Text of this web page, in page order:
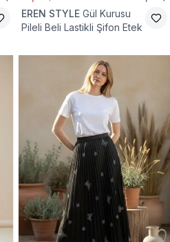
EREN STYLE Gül Kurusu
Pileli Beli Lastikli Şifon Etek